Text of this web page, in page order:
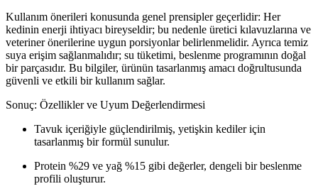
Kullanım önerileri konusunda genel prensipler geçerlidir: Her
kedinin enerji ihtiyacı bireyseldir; bu nedenle üretici kılavuzlarına ve
veteriner önerilerine uygun porsiyonlar belirlenmelidir. Ayrıca temiz
suya erişim sağlanmalıdır; su tüketimi, beslenme programının doğal
bir parçasıdır. Bu bilgiler, ürünün tasarlanmış amacı doğrultusunda
güvenli ve etkili bir kullanım sağlar.
Sonuç: Özellikler ve Uyum Değerlendirmesi
Tavuk içeriğiyle güçlendirilmiş, yetişkin kediler için
tasarlanmış bir formül sunulur.
Protein %29 ve yağ %15 gibi değerler, dengeli bir beslenme
profili oluşturur.